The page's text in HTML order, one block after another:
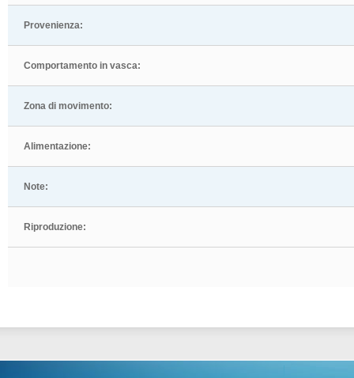
Provenienza:
Comportamento in vasca:
Zona di movimento:
Alimentazione:
Note:
Riproduzione: